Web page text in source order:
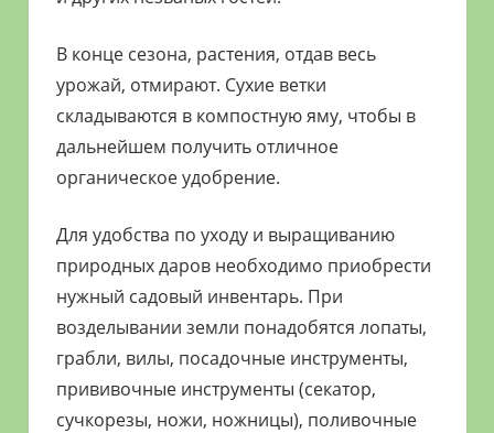
В конце сезона, растения, отдав весь
урожай, отмирают. Сухие ветки
складываются в компостную яму, чтобы в
дальнейшем получить отличное
органическое удобрение.
Для удобства по уходу и выращиванию
природных даров необходимо приобрести
нужный садовый инвентарь. При
возделывании земли понадобятся лопаты,
грабли, вилы, посадочные инструменты,
прививочные инструменты (секатор,
сучкорезы, ножи, ножницы), поливочные